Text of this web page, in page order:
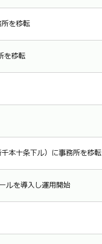
を移転
を移転
本十条下ル）に事務所を移転
ルを導入し運用開始